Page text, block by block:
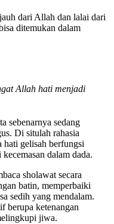
dari Allah dan lalai dari
ditemukan dalam
Allah hati menjadi
sebenarnya sedang
Di situlah rahasia
gelisah berfungsi
dalam dada.
sholawat secara
batin, memperbaiki
sedih yang mendalam.
berupa ketenangan
jiwa.